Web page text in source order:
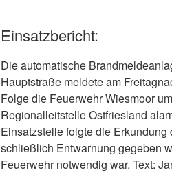
Einsatzbericht:
Die automatische
Hauptstraße meldete am
Folge die Feuerwehr Wiesmoor
Regionalleitstelle Ostfriesland
Einsatzstelle folgte die
schließlich Entwarnung gegeben
Feuerwehr notwendig war. Text: